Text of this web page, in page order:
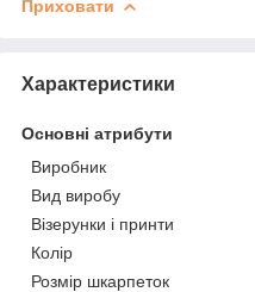
Приховати
Характеристики
Основні атрибути
Виробник
Вид виробу
Візерунки і принти
Колір
Розмір шкарпеток